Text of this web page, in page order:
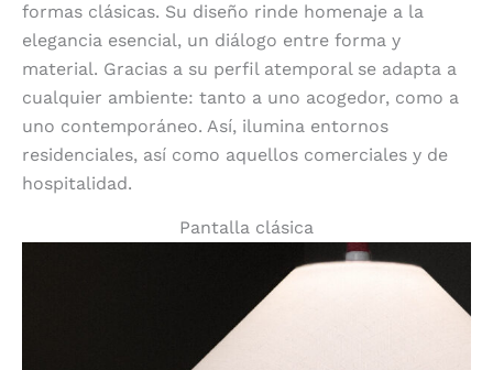
formas clásicas. Su diseño rinde homenaje a la
elegancia esencial, un diálogo entre forma y
material. Gracias a su perfil atemporal se adapta a
cualquier ambiente: tanto a uno acogedor, como a
uno contemporáneo. Así, ilumina entornos
residenciales, así como aquellos comerciales y de
hospitalidad.
Pantalla clásica